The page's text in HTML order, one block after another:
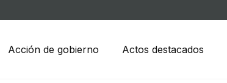
Acción de gobierno Actos destacados